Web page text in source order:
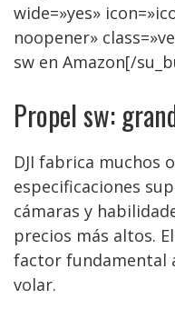
wide=»yes»
noopener»
sw en Amazon[/
Propel sw:
DJI fabrica muchos
especificaciones
cámaras y
precios más altos.
factor fundamental
volar.